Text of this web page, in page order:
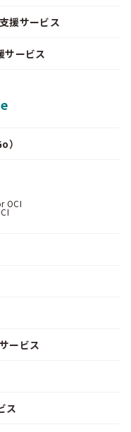
援サービス
ービス
）
OCI
ービス
ス